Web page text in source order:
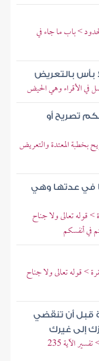
> باب ما جاء في
بأس بالتعريض
في الأقراء وهي الحيض
تصريح أو
بخطبة المعتدة والتعريض
في عدتها وهي
> قوله تعالى ولا جناح
في أنفسكم
> قوله تعالى ولا جناح
قبل أن تنقضي
إلى غيرك
الآية 235